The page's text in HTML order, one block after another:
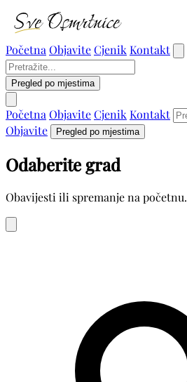
Početna ObjaviteCjenik Kontakt
Pregled po mjestima
Početna ObjaviteCjenik Kontakt
Objavite
Pregled po mjestima
Odaberite grad
Obavijesti ili spremanje na početnu.